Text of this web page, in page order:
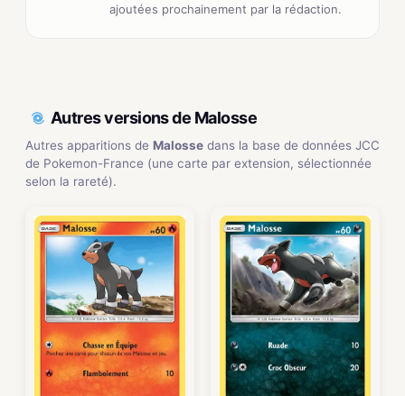
ajoutées prochainement par la rédaction.
Autres versions de Malosse
Autres apparitions de Malosse dans la base de données JCC
de Pokemon-France (une carte par extension, sélectionnée
selon la rareté).